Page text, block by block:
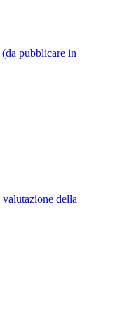
pubblicare in
della